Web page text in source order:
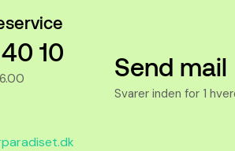
10 Send mail
Svarer inden for 1